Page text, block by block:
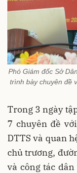
Phó Giám đốc Sở
trình bày chuyên đề
Trong 3 ngày
7 chuyên đề
DTTS và quan
chủ trương,
và công tác